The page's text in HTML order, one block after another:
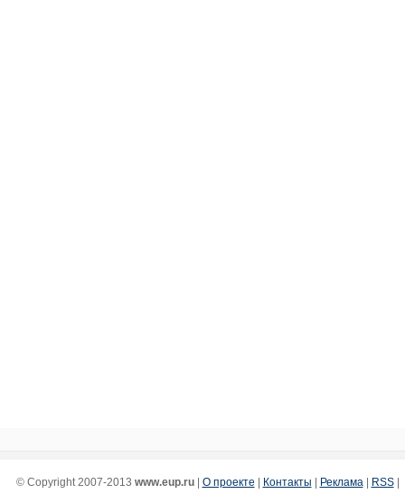
© Copyright 2007-2013 www.eup.ru| О проекте Контакты Реклама| RSS|